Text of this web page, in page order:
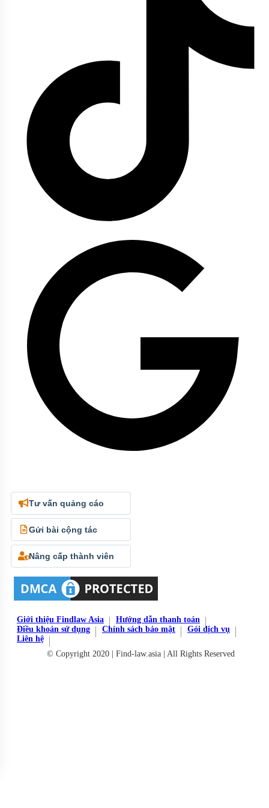
Tư vấn quảng cáo
Gửi bài cộng tác
Nâng cấp thành viên
Giới thiệu Findlaw Asia
Hướng dẫn thanh toán
Điều khoản sử dụng
Chính sách bảo mật
Gói dịch vụ
Liên hệ
© Copyright 2020 | Find-law.asia | All Rights Reserved